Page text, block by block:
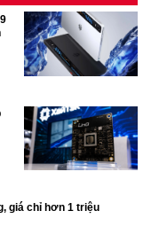
giá chỉ hơn 1 triệu